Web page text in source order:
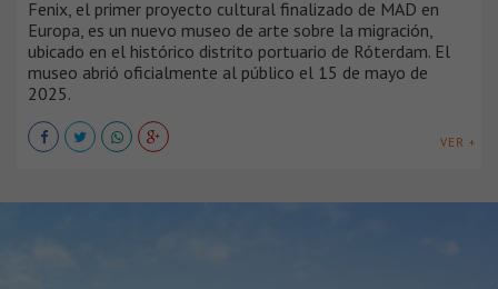
Fenix, el primer proyecto cultural finalizado de MAD en
Europa, es un nuevo museo de arte sobre la migración,
ubicado en el histórico distrito portuario de Róterdam. El
museo abrió oficialmente al público el 15 de mayo de
2025.
VER +